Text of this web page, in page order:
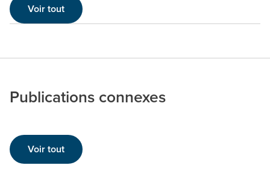
Voir tout
Publications connexes
Voir tout